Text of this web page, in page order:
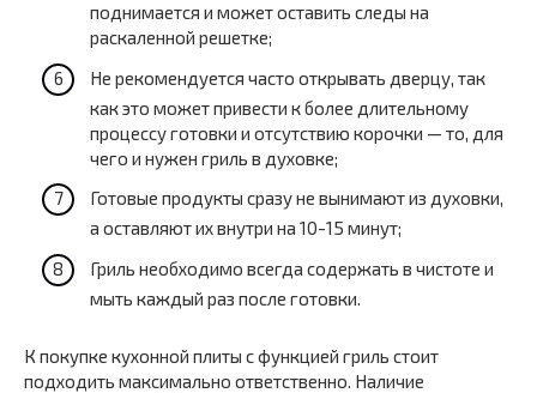
поднимается и может оставить следы на
раскаленной решетке;
Не рекомендуется часто открывать дверцу, так
как это может привести к более длительному
процессу готовки и отсутствию корочки — то, для
чего и нужен гриль в духовке;
Готовые продукты сразу не вынимают из духовки,
а оставляют их внутри на 10-15 минут;
Гриль необходимо всегда содержать в чистоте и
мыть каждый раз после готовки.
К покупке кухонной плиты с функцией гриль стоит
подходить максимально ответственно. Наличие